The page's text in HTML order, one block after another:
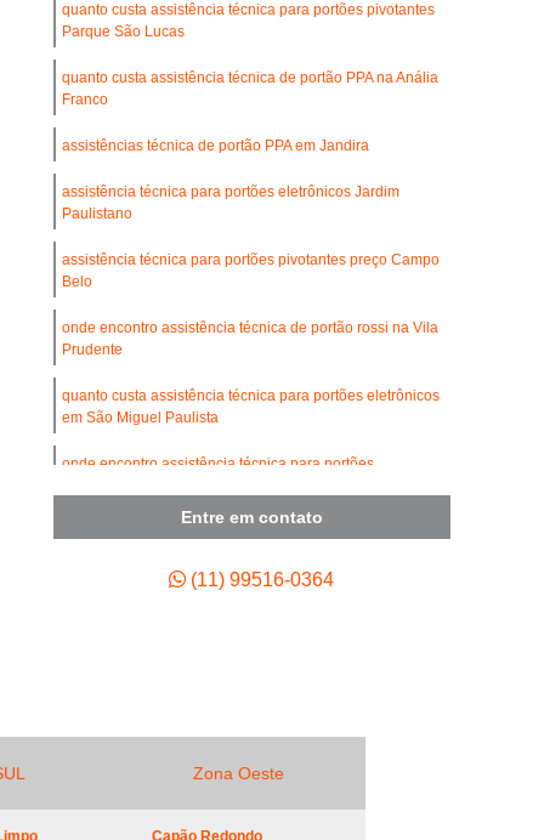
Conserto Motor Portão Automático
Conserto de Motor de Portão Automático
Conserto de Portão Automático
Automático Basculante
Automático Pivotante Duplo
Conserto de Portão Basculante
Portão de Garagem
de Motor para Portão Automático
Empresa de Manutenção de Portão Automático
de Portão Automático Industrial
de Portão Basculante
de Portão de Alumínio
quanto custa assistência técnica para portões pivotantes
Parque São Lucas
quanto custa assistência técnica de portão PPA na Anália
Franco
assistências técnica de portão PPA em Jandira
assistência técnica para portões eletrônicos Jardim
Paulistano
assistência técnica para portões pivotantes preço Campo
Belo
onde encontro assistência técnica de portão rossi na Vila
Prudente
quanto custa assistência técnica para portões eletrônicos
em São Miguel Paulista
onde encontro assistência técnica para portões
Entre em contato
(11) 99516-0364
Zona Oeste
Capão Redondo